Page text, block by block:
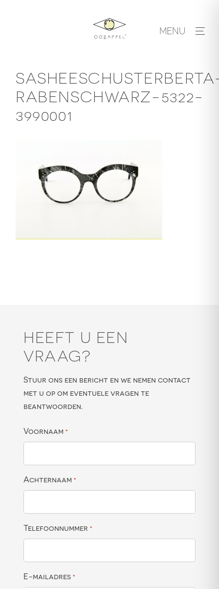
MENU
RABENSCHWARZ-5322-
3990001
HEEFT U EEN
VRAAG?
Stuur ons een bericht en we nemen contact
met u op om eventuele vragen te
beantwoorden.
Voornaam *
Achternaam *
Telefoonnummer *
E-mailadres *